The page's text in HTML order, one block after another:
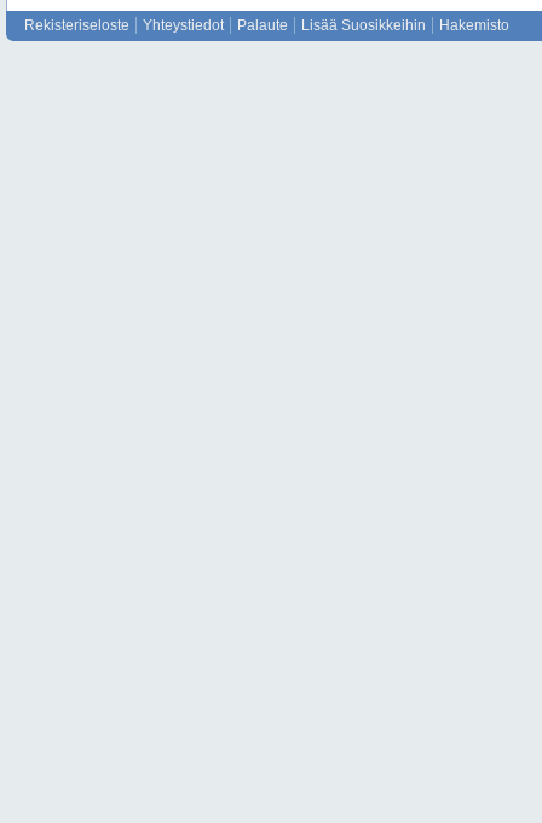
Rekisteriseloste Yhteystiedot Palaute Lisää Suosikkeihin Hakemisto